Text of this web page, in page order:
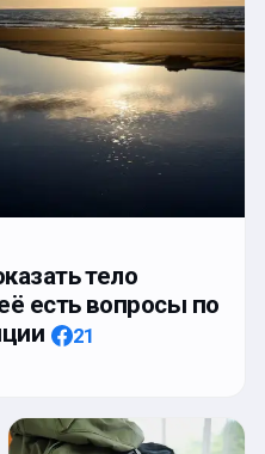
тело
есть вопросы по
21